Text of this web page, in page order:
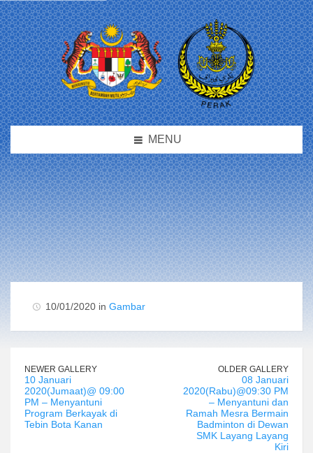
MENU
10/01/2020 in Gambar
NEWER GALLERY
10 Januari
2020(Jumaat)@ 09:00
PM – Menyantuni
Program Berkayak di
Tebin Bota Kanan
OLDER GALLERY
08 Januari
2020(Rabu)@09:30 PM
– Menyantuni dan
Ramah Mesra Bermain
Badminton di Dewan
SMK Layang Layang
Kiri